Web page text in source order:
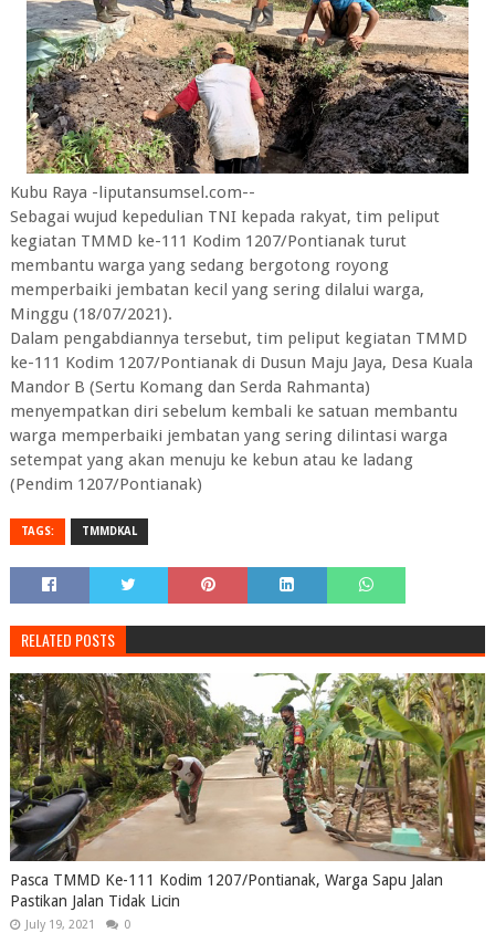
Kubu Raya -liputansumsel.com--
Sebagai wujud kepedulian TNI kepada rakyat, tim peliput
kegiatan TMMD ke-111 Kodim 1207/Pontianak turut
membantu warga yang sedang bergotong royong
memperbaiki jembatan kecil yang sering dilalui warga,
Minggu (18/07/2021).
Dalam pengabdiannya tersebut, tim peliput kegiatan TMMD
ke-111 Kodim 1207/Pontianak di Dusun Maju Jaya, Desa Kuala
Mandor B (Sertu Komang dan Serda Rahmanta)
menyempatkan diri sebelum kembali ke satuan membantu
warga memperbaiki jembatan yang sering dilintasi warga
setempat yang akan menuju ke kebun atau ke ladang
(Pendim 1207/Pontianak)
TAGS: TMMDKAL
RELATED POSTS
Pasca TMMD Ke-111 Kodim 1207/Pontianak, Warga Sapu Jalan
Pastikan Jalan Tidak Licin
July 19, 2021 0